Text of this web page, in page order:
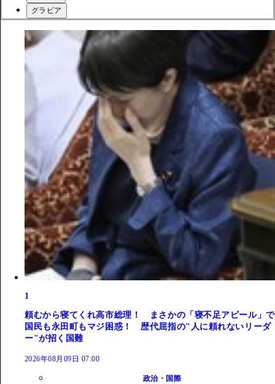
グラビア
1
頼むから寝てくれ高市総理！ まさかの「寝不足アピール」で
国民も永田町もマジ困惑！ 歴代屈指の"人に頼れないリーダ
ー"が招く国難
2026年08月09日 07:00
政治・国際